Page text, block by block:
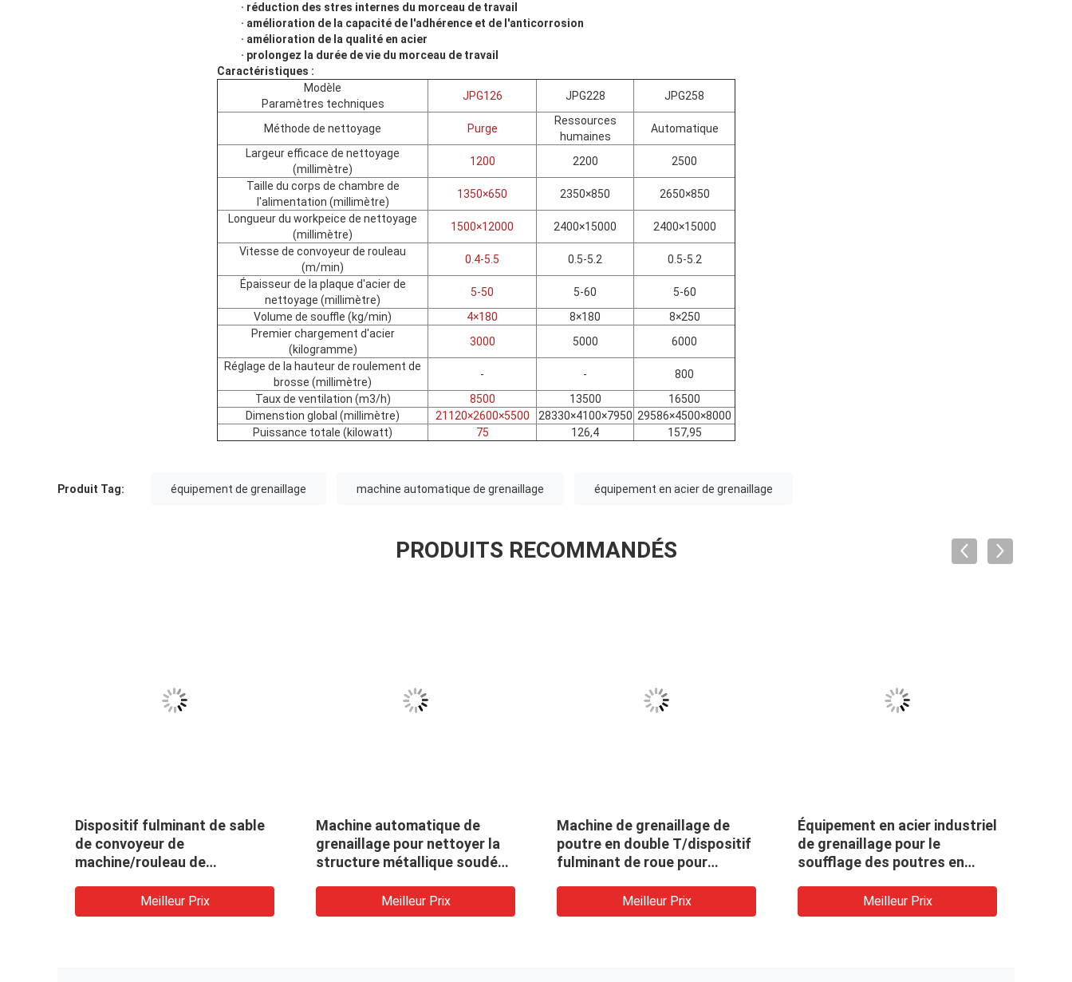
· réduction des stres internes du morceau de travail
· amélioration de la capacité de l'adhérence et de l'anticorrosion
· amélioration de la qualité en acier
· prolongez la durée de vie du morceau de travail
Caractéristiques :
Modèle
Paramètres techniques
JPG126 JPG228 JPG258
Méthode de nettoyage Purge
Ressources
humaines
Automatique
Largeur efficace de nettoyage
(millimètre)
1200 2200
2500
Taille du corps de chambre de
l'alimentation (millimètre)
1350×650 2350×850
2650×850
Longueur du workpeice de nettoyage
(millimètre)
1500×12000 2400×15000
2400×15000
Vitesse de convoyeur de rouleau
(m/min)
0.4-5.5 0.5-5.2
0.5-5.2
Épaisseur de la plaque d'acier de
nettoyage (millimètre)
5-50 5-60
5-60
Volume de souffle (kg/min)
4×180 8×180
8×250
Premier chargement d'acier
(kilogramme)
3000 5000
6000
Réglage de la hauteur de roulement de
brosse (millimètre)
- -
800
Taux de ventilation (m3/h)
8500 13500
16500
Dimenstion global (millimètre)
21120×2600×5500 28330×4100×7950 29586×4500×8000
Puissance totale (kilowatt)
75 126,4 157,95
Produit Tag: équipement de grenaillage machine automatique de grenaillage équipement en acier de grenaillage
PRODUITS RECOMMANDÉS
Dispositif fulminant de sable
de convoyeur de
machine/rouleau de
double T de structure
métallique
Meilleur Prix
Machine automatique de
grenaillage pour nettoyer la
structure métallique soudée
Meilleur Prix
Machine de grenaillage de
poutre en double T/dispositif
fulminant de roue pour
constructionMeilleur Prix
Équipement en acier industriel
de grenaillage pour le
soufflage des poutres en
l'appartementMeilleur Prix